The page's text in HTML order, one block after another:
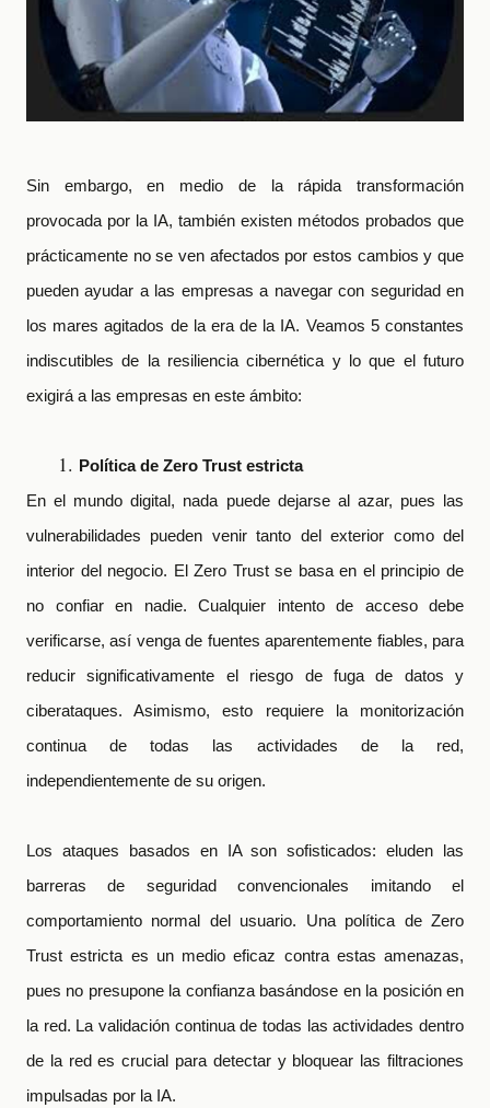
Sin embargo, en medio de la rápida transformación
provocada por la IA, también existen métodos probados que
prácticamente no se ven afectados por estos cambios y que
pueden ayudar a las empresas a navegar con seguridad en
los mares agitados de la era de la IA. Veamos 5 constantes
indiscutibles de la resiliencia cibernética y lo que el futuro
exigirá a las empresas en este ámbito:
Política de Zero Trust estricta
En el mundo digital, nada puede dejarse al azar, pues las
vulnerabilidades pueden venir tanto del exterior como del
interior del negocio. El Zero Trust se basa en el principio de
no confiar en nadie. Cualquier intento de acceso debe
verificarse, así venga de fuentes aparentemente fiables, para
reducir significativamente el riesgo de fuga de datos y
ciberataques. Asimismo, esto requiere la monitorización
continua de todas las actividades de la red,
independientemente de su origen.
Los ataques basados en IA son sofisticados: eluden las
barreras de seguridad convencionales imitando el
comportamiento normal del usuario. Una política de Zero
Trust estricta es un medio eficaz contra estas amenazas,
pues no presupone la confianza basándose en la posición en
la red. La validación continua de todas las actividades dentro
de la red es crucial para detectar y bloquear las filtraciones
impulsadas por la IA.